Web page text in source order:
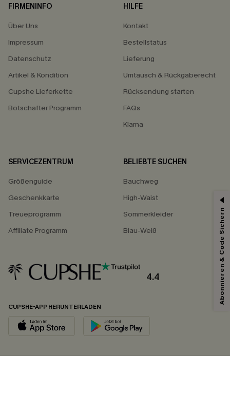
FIRMENINFO
Über Uns
Impressum
Datenschutz
Artikel & Kondition
Cupshe Lieferkette
Botschafter Programm
HILFE
Kontakt
Bestellstatus
Lieferung
Umtausch & Rückgaberecht
Rücksendung starten
FAQs
Klarna
SERVICEZENTRUM
Größenguide
Geschenkkarte
Treueprogramm
Affiliate Programm
BELIEBTE SUCHEN
Bauchweg
High-Waist
Sommerkleider
Blau-Weiß
4.4
CUPSHE-APP HERUNTERLADEN
Abonnieren & Code Sichern